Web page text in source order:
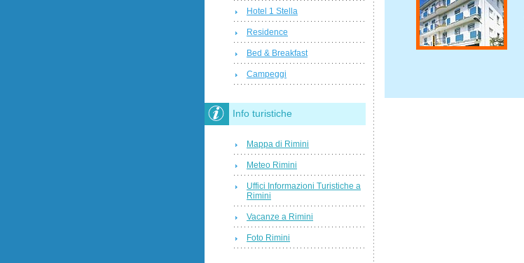
Hotel 1 Stella
Residence
Bed & Breakfast
Campeggi
Info turistiche
Mappa di Rimini
Meteo Rimini
Uffici Informazioni Turistiche a
Rimini
Vacanze a Rimini
Foto Rimini